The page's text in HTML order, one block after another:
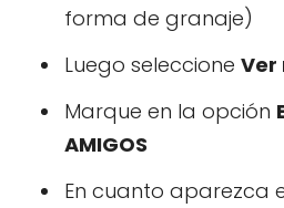
forma de granaje)
Luego seleccione Ver
Marque en la opción
AMIGOS
En cuanto aparezca